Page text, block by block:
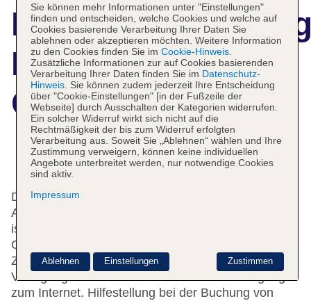
Mini Hotel
Causeway Bay
Das bietet Ihre Unterkunft
Das Hotel bietet 98 Zimmer und verfügt über einen
Aufzug. Das freundliche Personal an der Rezeption
ist gerne bei allen Fragen behilflich. Eine
Gepäckaufbewahrung, ein Safe und ein
Zimmerservice stehen den Gästen des Hauses zur
Verfügung. Per WLAN erhalten die Gäste Zugang
zum Internet. Hilfestellung bei der Buchung von
Sie können mehr Informationen unter "Einstellungen"
finden und entscheiden, welche Cookies und welche auf
Cookies basierende Verarbeitung Ihrer Daten Sie
ablehnen oder akzeptieren möchten. Weitere Information
zu den Cookies finden Sie im Cookie-Hinweis.
Zusätzliche Informationen zur auf Cookies basierenden
Verarbeitung Ihrer Daten finden Sie im Datenschutz-
Hinweis. Sie können zudem jederzeit Ihre Entscheidung
über "Cookie-Einstellungen" [in der Fußzeile der
Webseite] durch Ausschalten der Kategorien widerrufen.
Ein solcher Widerruf wirkt sich nicht auf die
Rechtmäßigkeit der bis zum Widerruf erfolgten
Verarbeitung aus. Soweit Sie „Ablehnen“ wählen und Ihre
Zustimmung verweigern, können keine individuellen
Angebote unterbreitet werden, nur notwendige Cookies
sind aktiv.
Impressum
Zustimmen
Ablehnen Einstellungen